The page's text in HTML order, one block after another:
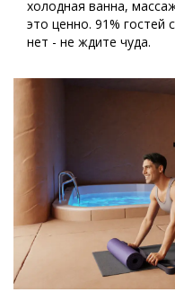
холодная ванна,
это ценно. 91% гостей
нет - не ждите чуда.